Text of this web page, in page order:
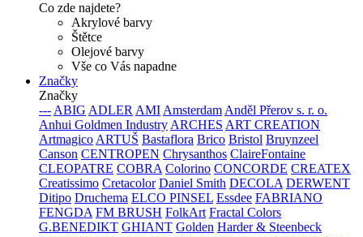
Co zde najdete?
Akrylové barvy
Štětce
Olejové barvy
Vše co Vás napadne
Značky
Značky
--- ABIG ADLER AMI Amsterdam Anděl Přerov s. r. o.
Anhui Goldmen Industry ARCHES ART CREATION
Artmagico ARTUŠ Bastaflora Brico Bristol Bruynzeel
Canson CENTROPEN Chrysanthos ClaireFontaine
CLEOPATRE COBRA Colorino CONCORDE CREATEX
Creatissimo Cretacolor Daniel Smith DECOLA DERWENT
Ditipo Druchema ELCO PINSEL Essdee FABRIANO
FENGDA FM BRUSH FolkArt Fractal Colors
G.BENEDIKT GHIANT Golden Harder & Steenbeck